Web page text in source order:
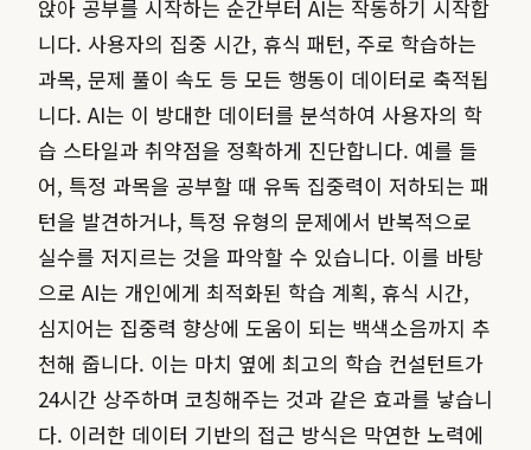
앉아 공부를 시작하는 순간부터 AI는 작동하기 시작합
니다. 사용자의 집중 시간, 휴식 패턴, 주로 학습하는
과목, 문제 풀이 속도 등 모든 행동이 데이터로 축적됩
니다. AI는 이 방대한 데이터를 분석하여 사용자의 학
습 스타일과 취약점을 정확하게 진단합니다. 예를 들
어, 특정 과목을 공부할 때 유독 집중력이 저하되는 패
턴을 발견하거나, 특정 유형의 문제에서 반복적으로
실수를 저지르는 것을 파악할 수 있습니다. 이를 바탕
으로 AI는 개인에게 최적화된 학습 계획, 휴식 시간,
심지어는 집중력 향상에 도움이 되는 백색소음까지 추
천해 줍니다. 이는 마치 옆에 최고의 학습 컨설턴트가
24시간 상주하며 코칭해주는 것과 같은 효과를 낳습니
다. 이러한 데이터 기반의 접근 방식은 막연한 노력에